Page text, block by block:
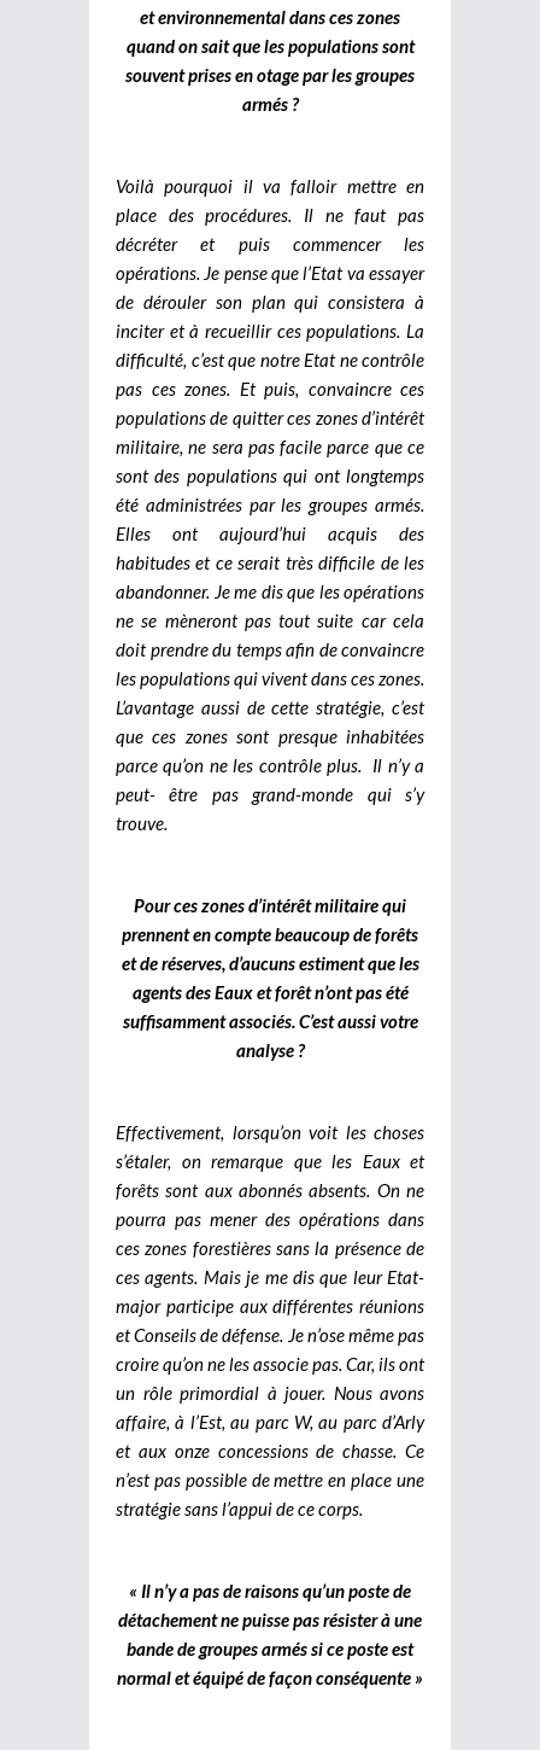
et environnemental dans ces zones
quand on sait que les populations sont
souvent prises en otage par les groupes
armés ?
Voilà pourquoi il va falloir mettre en
place des procédures. Il ne faut pas
décréter et puis commencer les
opérations. Je pense que l’Etat va essayer
de dérouler son plan qui consistera à
inciter et à recueillir ces populations. La
difficulté, c’est que notre Etat ne contrôle
pas ces zones. Et puis, convaincre ces
populations de quitter ces zones d’intérêt
militaire, ne sera pas facile parce que ce
sont des populations qui ont longtemps
été administrées par les groupes armés.
Elles ont aujourd’hui acquis des
habitudes et ce serait très difficile de les
abandonner. Je me dis que les opérations
ne se mèneront pas tout suite car cela
doit prendre du temps afin de convaincre
les populations qui vivent dans ces zones.
L’avantage aussi de cette stratégie, c’est
que ces zones sont presque inhabitées
parce qu’on ne les contrôle plus. Il n’y a
peut- être pas grand-monde qui s’y
trouve.
Pour ces zones d’intérêt militaire qui
prennent en compte beaucoup de forêts
et de réserves, d’aucuns estiment que les
agents des Eaux et forêt n’ont pas été
suffisamment associés. C’est aussi votre
analyse ?
Effectivement, lorsqu’on voit les choses
s’étaler, on remarque que les Eaux et
forêts sont aux abonnés absents. On ne
pourra pas mener des opérations dans
ces zones forestières sans la présence de
ces agents. Mais je me dis que leur Etat-
major participe aux différentes réunions
et Conseils de défense. Je n’ose même pas
croire qu’on ne les associe pas. Car, ils ont
un rôle primordial à jouer. Nous avons
affaire, à l’Est, au parc W, au parc d’Arly
et aux onze concessions de chasse. Ce
n’est pas possible de mettre en place une
stratégie sans l’appui de ce corps.
« Il n’y a pas de raisons qu’un poste de
détachement ne puisse pas résister à une
bande de groupes armés si ce poste est
normal et équipé de façon conséquente »